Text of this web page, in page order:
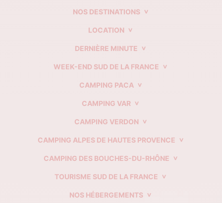
NOS DESTINATIONS
LOCATION
DERNIÈRE MINUTE
WEEK-END SUD DE LA FRANCE
CAMPING PACA
CAMPING VAR
CAMPING VERDON
CAMPING ALPES DE HAUTES PROVENCE
CAMPING DES BOUCHES-DU-RHÔNE
TOURISME SUD DE LA FRANCE
NOS HÉBERGEMENTS